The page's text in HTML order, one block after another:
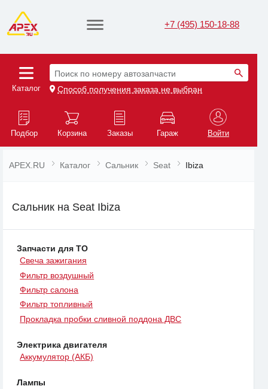
+7 (495) 150-18-88
Каталог
Поиск по номеру автозапчасти
Способ получения заказа не выбран
Подбор Корзина Заказы Гараж Войти
APEX.RU Каталог Сальник Seat Ibiza
Сальник на Seat Ibiza
Запчасти для ТО
Свеча зажигания
Фильтр воздушный
Фильтр салона
Фильтр топливный
Прокладка пробки сливной поддона ДВС
Электрика двигателя
Аккумулятор (АКБ)
Лампы